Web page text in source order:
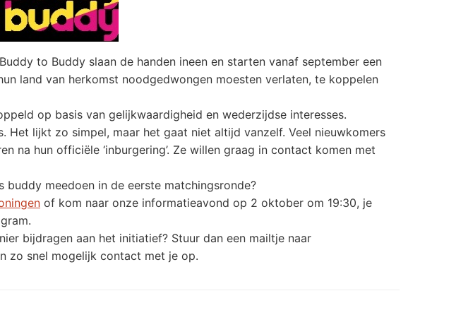
to Buddy slaan de handen ineen en starten vanaf september een
land van herkomst noodgedwongen moesten verlaten, te koppelen
op basis van gelijkwaardigheid en wederzijdse interesses.
Het lijkt zo simpel, maar het gaat niet altijd vanzelf. Veel nieuwkomers
na hun officiële ‘inburgering’. Ze willen graag in contact komen met
buddy meedoen in de eerste matchingsronde?
of kom naar onze informatieavond op 2 oktober om 19:30, je
bijdragen aan het initiatief? Stuur dan een mailtje naar
zo snel mogelijk contact met je op.